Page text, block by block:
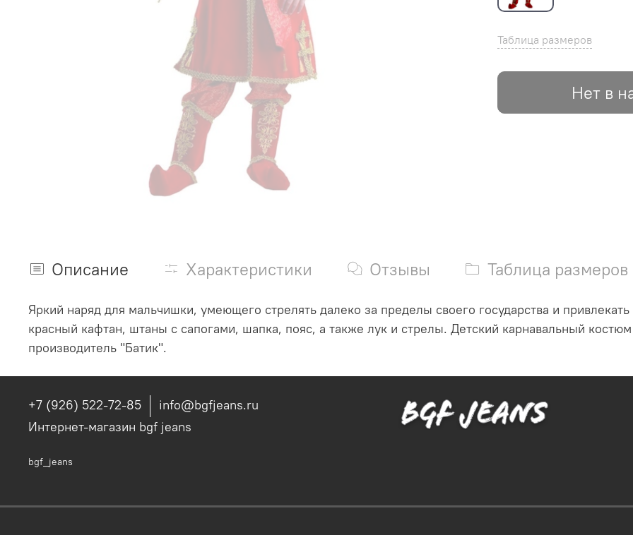
Таблица размеров
Нет в
Описание Характеристики Отзывы Таблица размеров
Яркий наряд для мальчишки, умеющего стрелять далеко за пределы своего государства и
красный кафтан, штаны с сапогами, шапка, пояс, а также лук и стрелы. Детский карнавальный
производитель "Батик".
+7 (926) 522-72-85
info@bgfjeans.ru
Интернет-магазин bgf jeans
bgf_jeans